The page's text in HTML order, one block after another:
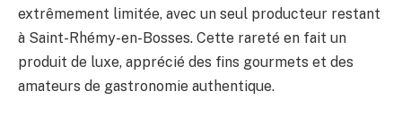
extrêmement limitée, avec un seul producteur restant
à Saint-Rhémy-en-Bosses. Cette rareté en fait un
produit de luxe, apprécié des fins gourmets et des
amateurs de gastronomie authentique.